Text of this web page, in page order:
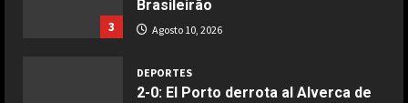
Boquerones fritos en freidora de
aire
3
Brasileirão
Agosto 10, 2026
DEPORTES
2-0: El Porto derrota al Alverca de